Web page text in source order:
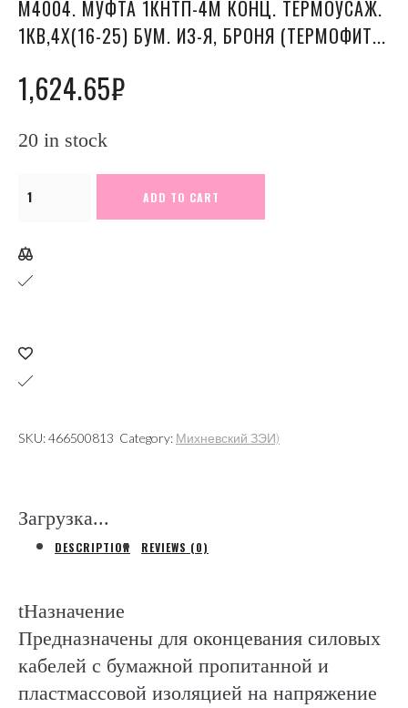
М4004. МУФТА 1КНТП-4М КОНЦ. ТЕРМОУСАЖ.
1КВ,4Х(16-25) БУМ. ИЗ-Я, БРОНЯ (ТЕРМОФИТ...
1,624.65₽
20 in stock
М4004.
1КНТп-4М
25)
бум.
я,
С.-
Петербург)
ADD TO CART
SKU:466500813 Category: Михневский ЗЭИ)
Загрузка...
DESCRIPTION REVIEWS (0)
tНазначение
Предназначены для оконцевания силовых
кабелей с бумажной пропитанной и
пластмассовой изоляцией на напряжение